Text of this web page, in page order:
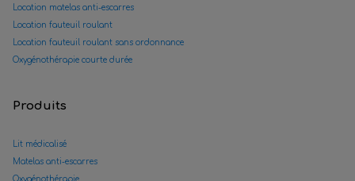
Location matelas anti-escarres
Location fauteuil roulant
Location fauteuil roulant sans ordonnance
Oxygénothérapie courte durée
Produits
Lit médicalisé
Matelas anti-escarres
Oxygénothérapie